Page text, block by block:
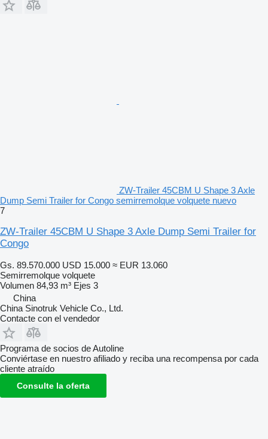
ZW-Trailer 45CBM U Shape 3 Axle
Dump Semi Trailer for Congo semirremolque volquete nuevo
7
ZW-Trailer 45CBM U Shape 3 Axle Dump Semi Trailer for
Congo
Gs. 89.570.000 USD 15.000 ≈ EUR 13.060
Semirremolque volquete
Volumen 84,93 m³ Ejes 3
China
China Sinotruk Vehicle Co., Ltd.
Contacte con el vendedor
Programa de socios de Autoline
Conviértase en nuestro afiliado y reciba una recompensa por cada
cliente atraído
Consulte la oferta